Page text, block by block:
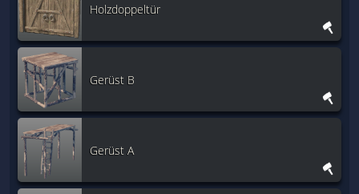
Holzdoppeltür
Gerüst B
Gerüst A